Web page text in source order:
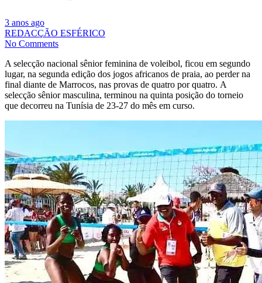
3 anos ago
REDACÇÃO ESFÉRICO
No Comments
A selecção nacional sênior feminina de voleibol, ficou em segundo
lugar, na segunda edição dos jogos africanos de praia, ao perder na
final diante de Marrocos, nas provas de quatro por quatro. A
selecção sênior masculina, terminou na quinta posição do torneio
que decorreu na Tunísia de 23-27 do mês em curso.